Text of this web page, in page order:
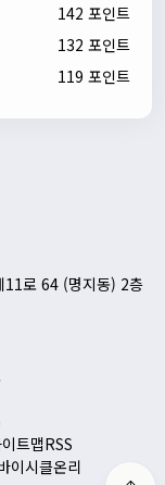
142 포인트
132 포인트
119 포인트
11로 64 (명지동) 2층
트맵RSS
이시클온리